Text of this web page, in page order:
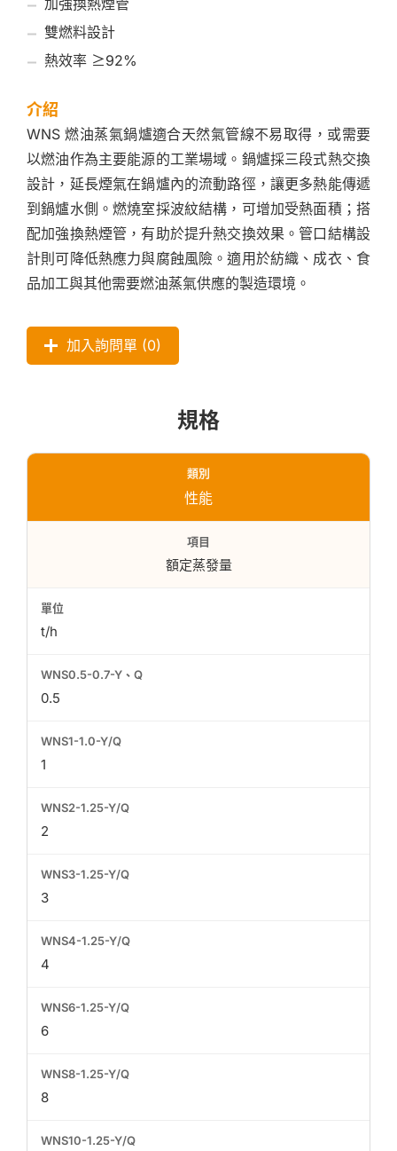
雙燃料設計
熱效率 ≥92%
介紹
WNS 燃油蒸氣鍋爐適合天然氣管線不易取得，或需要
以燃油作為主要能源的工業場域。鍋爐採三段式熱交換
設計，延長煙氣在鍋爐內的流動路徑，讓更多熱能傳遞
到鍋爐水側。燃燒室採波紋結構，可增加受熱面積；搭
配加強換熱煙管，有助於提升熱交換效果。管口結構設
計則可降低熱應力與腐蝕風險。適用於紡織、成衣、食
品加工與其他需要燃油蒸氣供應的製造環境。
加入詢問單 (0)
規格
性能
額定蒸發量
t/h
0.5
1
2
3
4
6
8